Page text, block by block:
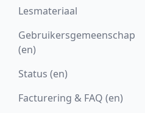
Lesmateriaal
Gebruikersgemeenschap
(en)
Status (en)
Facturering & FAQ (en)